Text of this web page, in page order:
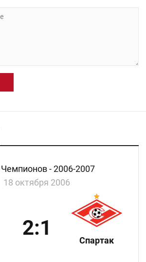
- 2006-2007
18 октября 2006
2:1
Спартак